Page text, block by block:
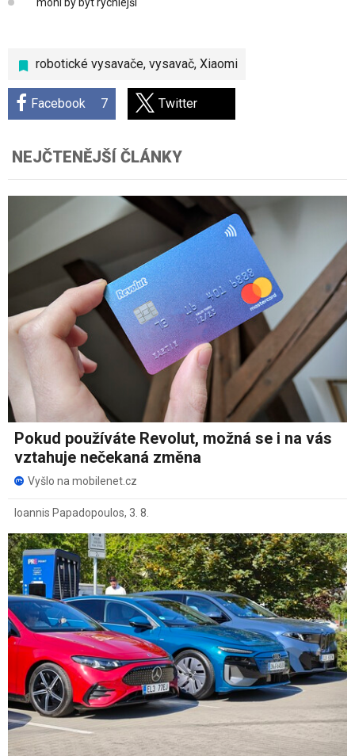
robotické vysavače, vysavač, Xiaomi
Facebook 7 Twitter
NEJČTENĚJŠÍ ČLÁNKY
Pokud používáte Revolut, možná se i na vás
vztahuje nečekaná změna
Vyšlo na mobilenet.cz
Ioannis Papadopoulos, 3. 8.